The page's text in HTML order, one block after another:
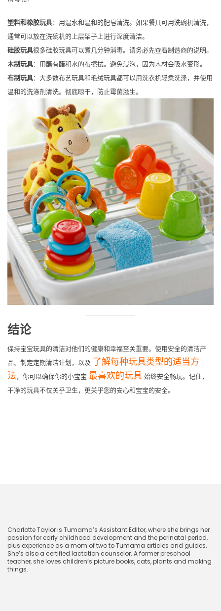
塑料和橡胶玩具：用温水和温和的肥皂清洗。如果餐具可用洗碗机清洗，
通常可以放在洗碗机的上层架子上进行深度清洁。
硅胶玩具很多硅胶玩具可以煮几分钟消毒。请务必先查看制造商的说明。
木制玩具：用蘸有醋和水的布擦拭。避免浸泡，因为木材会吸水变形。
布制玩具：大多数布艺玩具和毛绒玩具都可以用洗衣机轻柔洗涤，并使用
温和的洗涤剂清洗。彻底晾干，防止霉菌滋生。
结论
保持宝宝玩具的清洁对他们的健康和幸福至关重要。使用安全的清洁产
品、制定定期清洁计划，以及 了解每种玩具类型的适当方
法，你可以确保你的小宝宝 最喜欢的玩具 始终安全畅玩。记住，
干净的玩具不仅关乎卫生，更关乎您的安心和宝宝的安全。
Charlotte Taylor is Tumama’s Assistant Editor, where she brings her
passion for early childhood development and the perinatal period,
plus experience as a mom of two to Tumama articles and guides.
She’s also a certified lactation counselor. A former preschool
teacher, she loves children’s picture books, cats, plants and making
things.